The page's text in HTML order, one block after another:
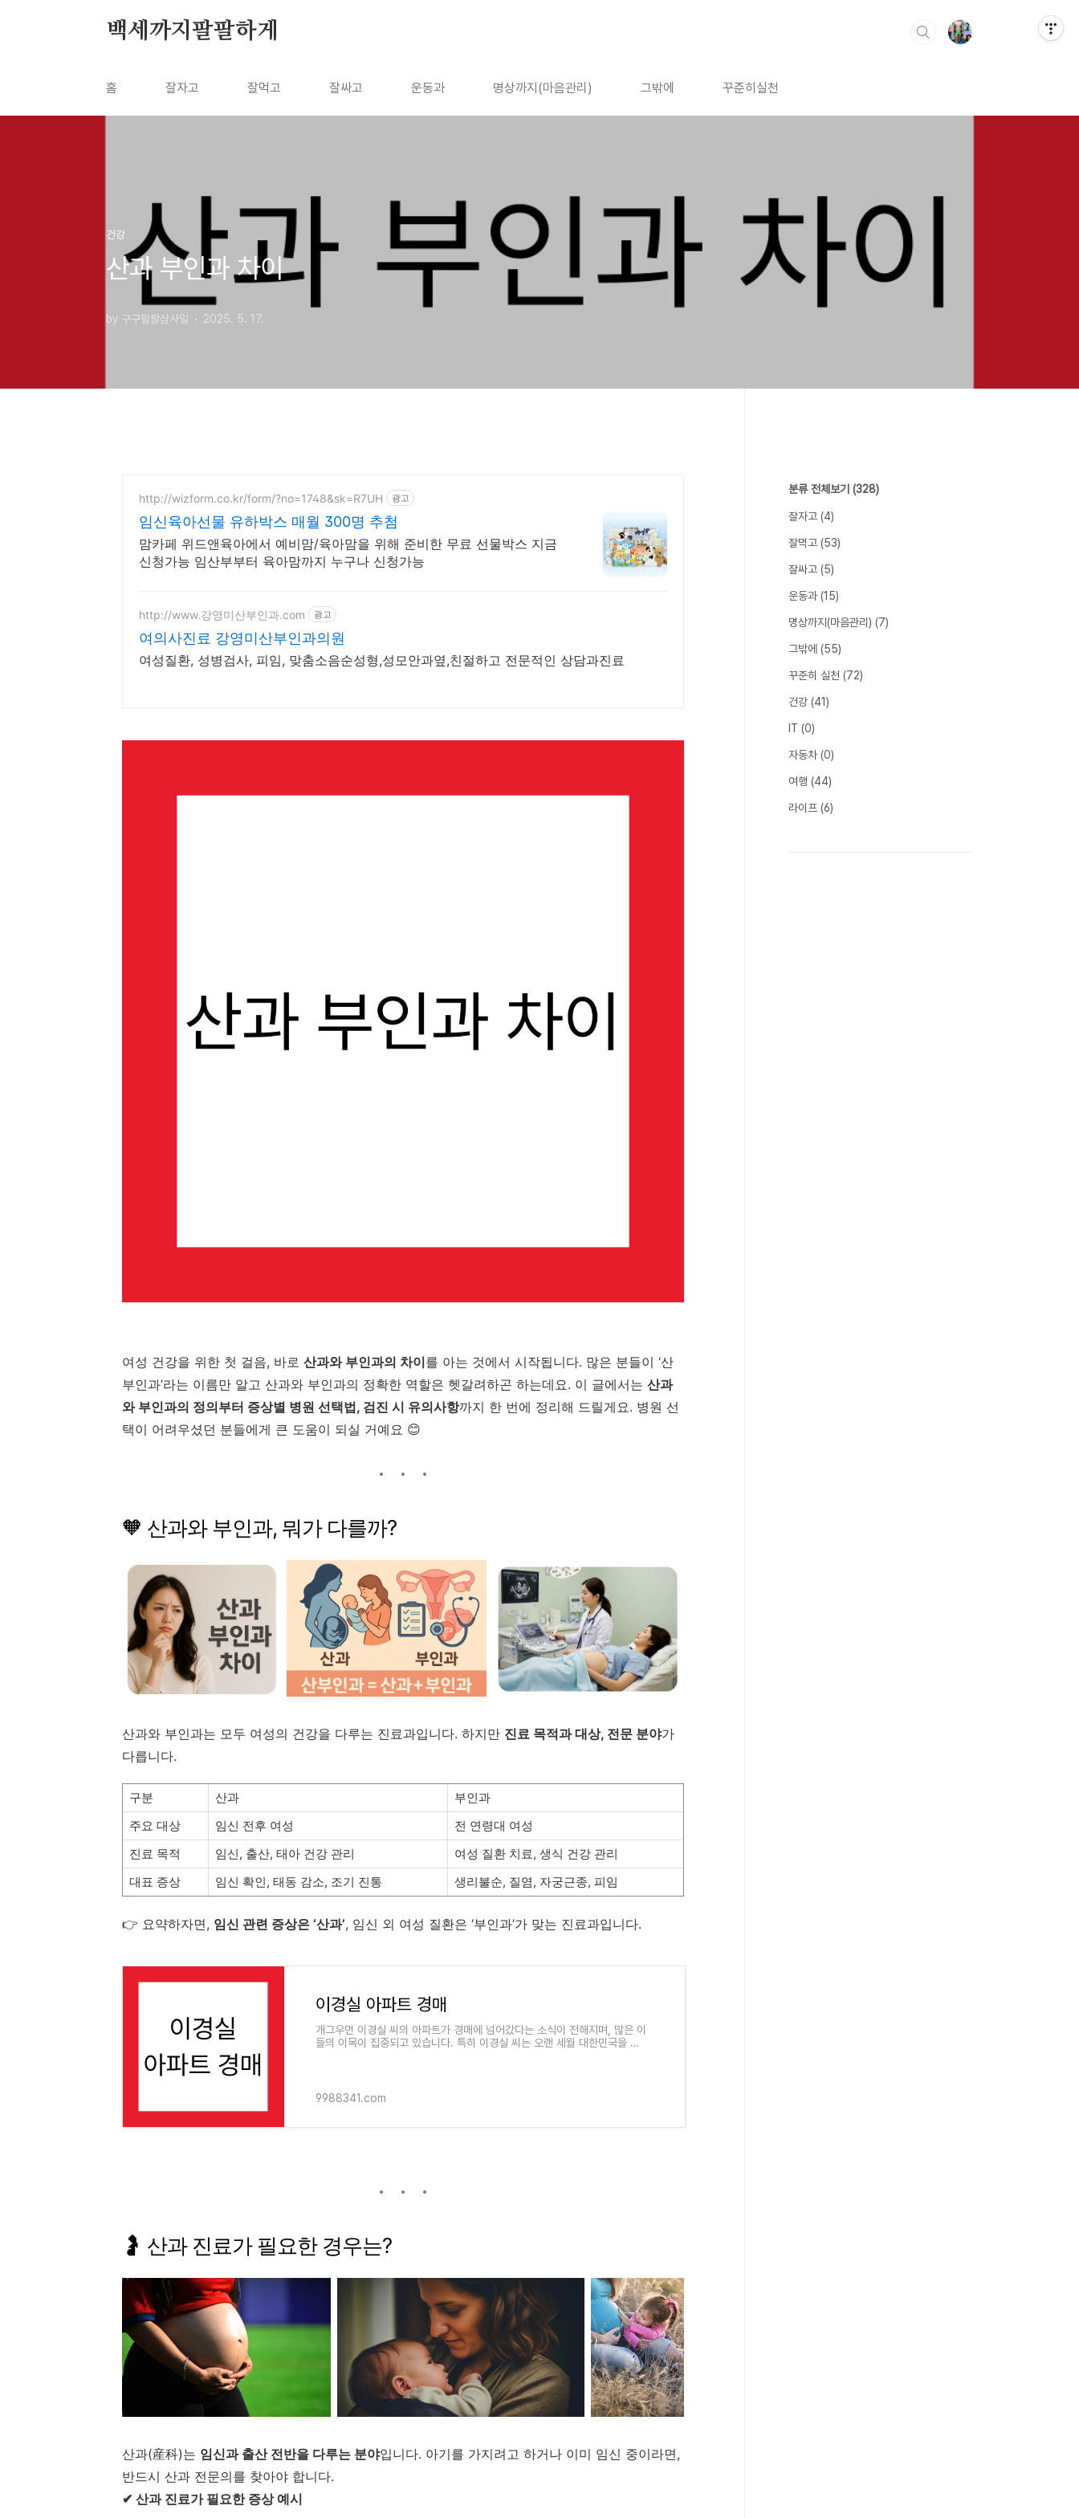
백세까지팔팔하게
홈 잘자고 잘먹고 잘싸고 운동과 명상까지(마음관리) 그밖에 꾸준히실천
건강
산과 부인과 차이
by 구구팔팔삼사일 2025. 5. 17.
http://wizform.co.kr/form/?no=1748&sk=R7UH 광고
임신육아선물 유하박스 매월 300명 추첨
맘카페 위드앤육아에서 예비맘/육아맘을 위해 준비한 무료 선물박스 지금
신청가능 임산부부터 육아맘까지 누구나 신청가능
http://www.강영미산부인과.com 광고
여의사진료 강영미산부인과의원
여성질환, 성병검사, 피임, 맞춤소음순성형,성모안과옆,친절하고 전문적인 상담과진료
여성 건강을 위한 첫 걸음, 바로 산과와 부인과의 차이를 아는 것에서 시작됩니다. 많은 분들이 ‘산
부인과’라는 이름만 알고 산과와 부인과의 정확한 역할은 헷갈려하곤 하는데요. 이 글에서는 산과
와 부인과의 정의부터 증상별 병원 선택법, 검진 시 유의사항까지 한 번에 정리해 드릴게요. 병원 선
택이 어려우셨던 분들에게 큰 도움이 되실 거예요 😊
🧡 산과와 부인과, 뭐가 다를까?
산과와 부인과는 모두 여성의 건강을 다루는 진료과입니다. 하지만 진료 목적과대상, 전문 분야가
다릅니다.
구분 산과
부인과
주요 대상 임신 전후 여성 전 연령대 여성
진료 목적 임신, 출산, 태아 건강 관리 여성 질환 치료, 생식 건강 관리
대표 증상 임신 확인, 태동 감소, 조기 진통 생리불순, 질염, 자궁근종, 피임
👉 요약하자면, 임신 관련 증상은 ‘산과’, 임신 외 여성 질환은 ‘부인과’가 맞는 진료과입니다.
이경실 아파트 경매
개그우먼 이경실 씨의 아파트가 경매에 넘어갔다는 소식이 전해지며, 많은 이
들의 이목이 집중되고 있습니다. 특히 이경실 씨는 오랜 세월 대한민국을 대
9988341.com
🤰 산과 진료가 필요한 경우는?
산과(産科)는 임신과 출산 전반을 다루는 분야입니다. 아기를 가지려고 하거나 이미 임신 중이라면,
반드시 산과 전문의를 찾아야 합니다.
✔ 산과 진료가 필요한 증상 예시
분류 전체보기 (328)
잘자고 (4)
잘먹고 (53)
잘싸고 (5)
운동과 (15)
명상까지(마음관리) (7)
그밖에 (55)
꾸준히 실천 (72)
건강 (41)
IT (0)
자동차 (0)
여행 (44)
라이프 (6)